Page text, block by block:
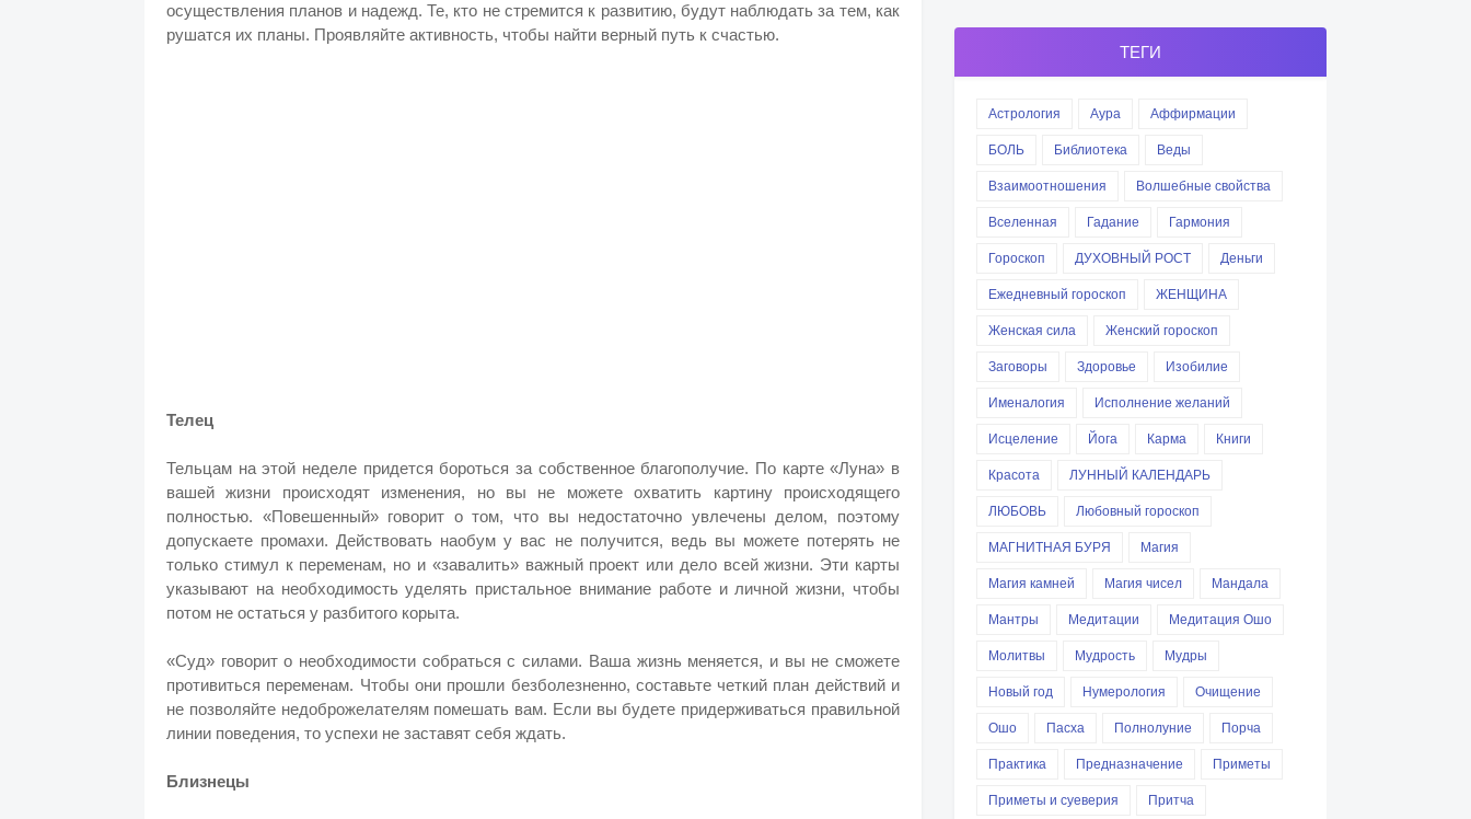
осуществления планов и надежд. Те, кто не стремится к развитию, будут наблюдать за тем, как
рушатся их планы. Проявляйте активность, чтобы найти верный путь к счастью.
Телец
Тельцам на этой неделе придется бороться за собственное благополучие. По карте «Луна» в
вашей жизни происходят изменения, но вы не можете охватить картину происходящего
полностью. «Повешенный» говорит о том, что вы недостаточно увлечены делом, поэтому
допускаете промахи. Действовать наобум у вас не получится, ведь вы можете потерять не
только стимул к переменам, но и «завалить» важный проект или дело всей жизни. Эти карты
указывают на необходимость уделять пристальное внимание работе и личной жизни, чтобы
потом не остаться у разбитого корыта.
«Суд» говорит о необходимости собраться с силами. Ваша жизнь меняется, и вы не сможете
противиться переменам. Чтобы они прошли безболезненно, составьте четкий план действий и
не позволяйте недоброжелателям помешать вам. Если вы будете придерживаться правильной
линии поведения, то успехи не заставят себя ждать.
Близнецы
ТЕГИ
Астрология Аура
Аффирмации
БОЛЬ
Библиотека
Веды
Взаимоотношения
Волшебные свойства
Вселенная
Гадание
Гармония
Гороскоп
ДУХОВНЫЙ РОСТ
Деньги
Ежедневный гороскоп
ЖЕНЩИНА
Женская сила
Женский гороскоп
Заговоры
Здоровье
Изобилие
Именалогия
Исполнение желаний
Исцеление
Йога Карма
Книги
Красота
ЛУННЫЙ КАЛЕНДАРЬ
ЛЮБОВЬ
Любовный гороскоп
МАГНИТНАЯ БУРЯ
Магия
Магия камней
Магия чисел
Мандала
Мантры
Медитации
Медитация Ошо
Молитвы
Мудрость
Мудры
Новый год
Нумерология
Очищение
Ошо
Пасха Полнолуние
Порча
Практика
Предназначение
Приметы
Приметы и суеверия
Притча